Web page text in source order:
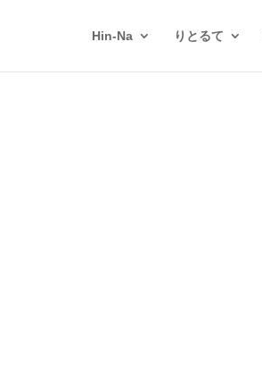
Hin-Na りとるて